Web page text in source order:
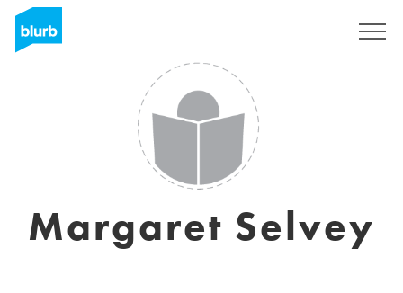
Margaret Selvey